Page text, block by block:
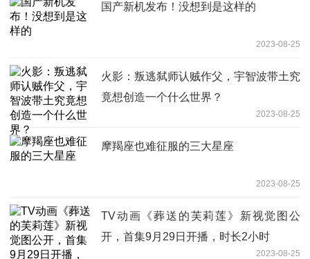
国产新机发布！没想到是这样的
2023-08-25
火影：叛逃弑师认贼作父，宇智波带土究
竟想创造一个什么世界？
2023-08-25
摩羯座也难征服的三大星座
2023-08-25
TV动画《葬送的芙莉莲》新视觉图公
开，首集9月29日开播，时长2小时
2023-08-25